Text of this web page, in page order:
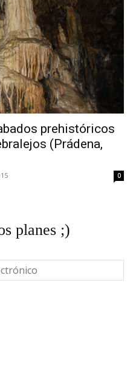
prehistóricos
(Prádena,
0
planes ;)